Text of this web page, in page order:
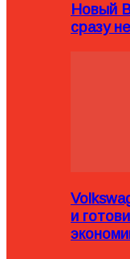
Новый
сразу
и